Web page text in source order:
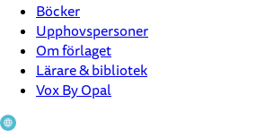
Böcker
Upphovspersoner
Om förlaget
Lärare & bibliotek
Vox By Opal